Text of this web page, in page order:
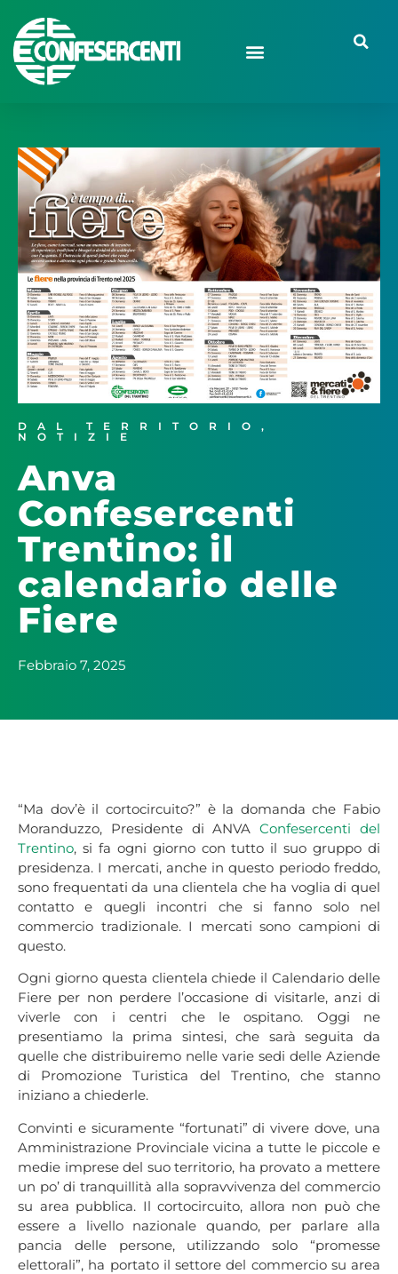
DAL TERRITORIO ,
NOTIZIE
Anva
Confesercenti
Trentino: il
calendario delle
Fiere
Febbraio 7, 2025
“Ma dov’è il cortocircuito?” è la domanda che Fabio
Moranduzzo, Presidente di ANVAConfesercenti del
Trentino, si fa ogni giorno con tutto il suo gruppo di
presidenza. I mercati, anche in questo periodo freddo,
sono frequentati da una clientela che ha voglia di quel
contatto e quegli incontri che si fanno solo nel
commercio tradizionale. I mercati sono campioni di
questo.
Ogni giorno questa clientela chiede il Calendario delle
Fiere per non perdere l’occasione di visitarle, anzi di
viverle con i centri che le ospitano. Oggi ne
presentiamo la prima sintesi, che sarà seguita da
quelle che distribuiremo nelle varie sedi delle Aziende
di Promozione Turistica del Trentino, che stanno
iniziano a chiederle.
Convinti e sicuramente “fortunati” di vivere dove, una
Amministrazione Provinciale vicina a tutte le piccole e
medie imprese del suo territorio, ha provato a mettere
un po’ di tranquillità alla sopravvivenza del commercio
su area pubblica. Il cortocircuito, allora non può che
essere a livello nazionale quando, per parlare alla
pancia delle persone, utilizzando solo “promesse
elettorali”, ha portato il settore del commercio su area